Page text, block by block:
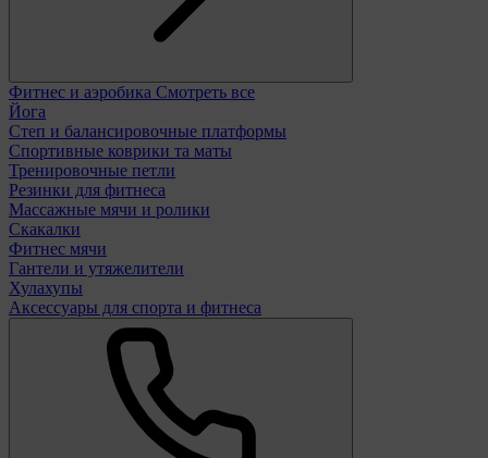
Фитнес и аэробика Смотреть все
Йога
Степ и балансировочные платформы
Спортивные коврики та маты
Тренировочные петли
Резинки для фитнеса
Массажные мячи и ролики
Скакалки
Фитнес мячи
Гантели и утяжелители
Хулахупы
Аксессуары для спорта и фитнеса